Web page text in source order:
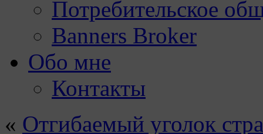
Потребительское
Banners Broker
Обо мне
Контакты
« Отгибаемый уголок